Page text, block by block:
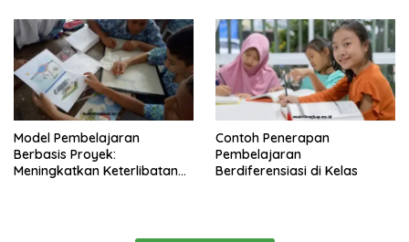
Model Pembelajaran
Berbasis Proyek:
Meningkatkan Keterlibatan
Contoh Penerapan
Pembelajaran
Berdiferensiasi di Kelas